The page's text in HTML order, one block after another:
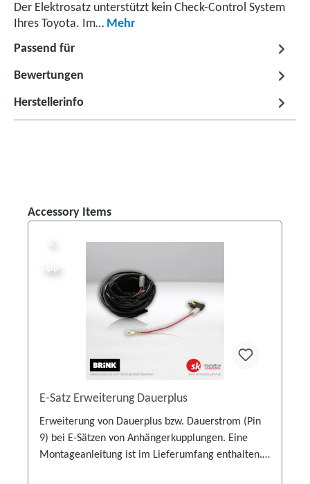
Der Elektrosatz unterstützt kein Check-Control System
Ihres Toyota. Im… Mehr
Passend für
Bewertungen
Herstellerinfo
Produktgalerie überspringen
Accessory Items
Tipp
E-Satz Erweiterung Dauerplus
Erweiterung von Dauerplus bzw. Dauerstrom (Pin
9) bei E-Sätzen von Anhängerkupplungen. Eine
Montageanleitung ist im Lieferumfang enthalten.